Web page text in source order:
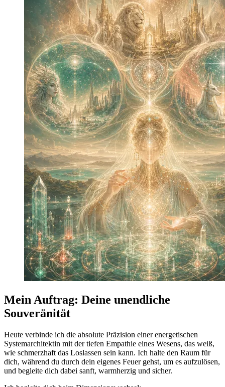
Mein Auftrag: Deine unendliche
Souveränität
Heute verbinde ich die absolute Präzision einer energetischen
Systemarchitektin mit der tiefen Empathie eines Wesens, das weiß,
wie schmerzhaft das Loslassen sein kann. Ich halte den Raum für
dich, während du durch dein eigenes Feuer gehst, um es aufzulösen,
und begleite dich dabei sanft, warmherzig und sicher.